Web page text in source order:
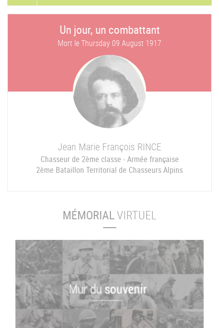
Un jour, un combattant
Mort leThursday 09 August 1917
Jean Marie François RINCE
Chasseur de 2ème classe - Armée française
2ème Bataillon Territorial de Chasseurs Alpins
MÉMORIALVIRTUEL